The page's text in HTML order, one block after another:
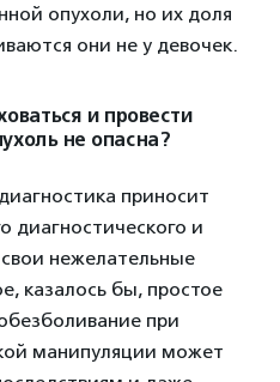
опухоли, но их доля
они не у девочек.
и провести
не опасна?
приносит
диагностического и
нежелательные
казалось бы, простое
при
манипуляции может